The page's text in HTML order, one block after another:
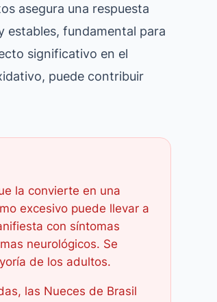
asegura una respuesta
estables, fundamental para
significativo en el
puede contribuir
la convierte en una
excesivo puede llevar a
con síntomas
neurológicos. Se
de los adultos.
las Nueces de Brasil